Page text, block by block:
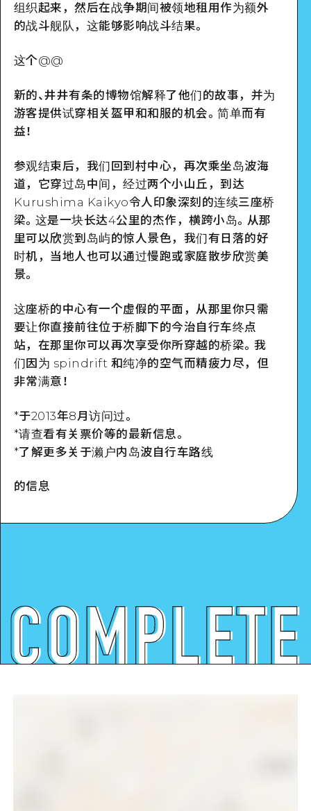
组织起来，然后在战争期间被领地租用作为额外
的战斗舰队，这能够影响战斗结果。
这个@@
新的、井井有条的博物馆解释了他们的故事，并为
游客提供试穿相关盔甲和和服的机会。简单而有
益！
参观结束后，我们回到村中心，再次乘坐岛波海
道，它穿过岛中间，经过两个小山丘，到达
Kurushima Kaikyo令人印象深刻的连续三座桥
梁。这是一块长达4公里的杰作，横跨小岛。从那
里可以欣赏到岛屿的惊人景色，我们有日落的好
时机，当地人也可以通过慢跑或家庭散步欣赏美
景。
这座桥的中心有一个虚假的平面，从那里你只需
要让你直接前往位于桥脚下的今治自行车终点
站，在那里你可以再次享受你所穿越的桥梁。我
们因为 spindrift 和纯净的空气而精疲力尽，但
非常满意！
*于2013年8月访问过。
*请查看有关票价等的最新信息。
*了解更多关于濑户内岛波自行车路线
的信息